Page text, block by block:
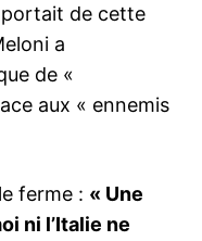
de cette
a
de «
aux « ennemis
ferme : « Une
ni l’Italie ne